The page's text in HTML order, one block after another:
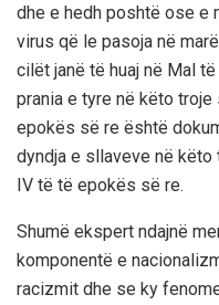
dhe e hedh poshtë ose e
virus që le pasoja në
cilët janë të huaj në Mal
prania e tyre në këto troje
epokës së re është
dyndja e sllaveve në
IV të të epokës së re.
Shumë ekspert ndajnë
komponentë e
racizmit dhe se ky